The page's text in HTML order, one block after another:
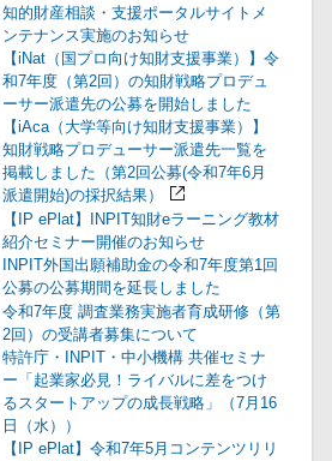
知的財産相談・支援ポータルサイトメ
ンテナンス実施のお知らせ
【iNat（国プロ向け知財支援事業）】令
和7年度（第2回）の知財戦略プロデュ
ーサー派遣先の公募を開始しました
【iAca（大学等向け知財支援事業）】
知財戦略プロデューサー派遣先一覧を
掲載しました（第2回公募(令和7年6月
派遣開始)の採択結果）
【IP ePlat】INPIT知財eラーニング教材
紹介セミナー開催のお知らせ
INPIT外国出願補助金の令和7年度第1回
公募の公募期間を延長しました
令和7年度 調査業務実施者育成研修（第
2回）の受講者募集について
特許庁・INPIT・中小機構 共催セミナ
ー「起業家必見！ライバルに差をつけ
るスタートアップの成長戦略」（7月16
日（水））
【IP ePlat】令和7年5月コンテンツリリ